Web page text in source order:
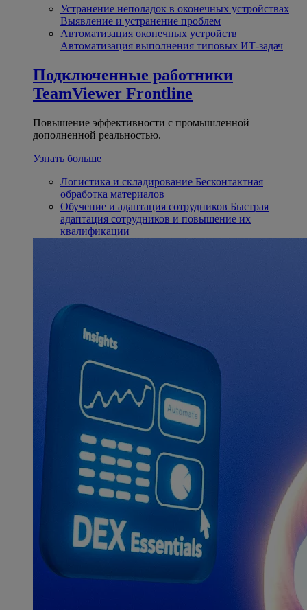
Устранение неполадок в оконечных устройствах
Выявление и устранение проблем
Автоматизация оконечных устройств
Автоматизация выполнения типовых ИТ-задач
Подключенные работники
TeamViewer Frontline
Повышение эффективности с промышленной
дополненной реальностью.
Узнать больше
Логистика и складирование Бесконтактная
обработка материалов
Обучение и адаптация сотрудников Быстрая
адаптация сотрудников и повышение их
квалификации